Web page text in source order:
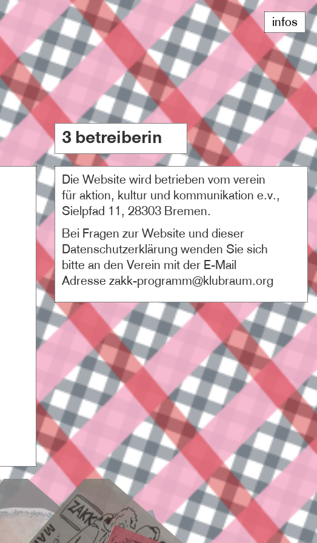
infos
3 betreiberin
Die Website wird betrieben vom verein
für aktion, kultur und kommunikation e.v.,
Sielpfad 11, 28303 Bremen.
Bei Fragen zur Website und dieser
Datenschutzerklärung wenden Sie sich
bitte an den Verein mit der E-Mail
Adresse zakk-programm@klubraum.org